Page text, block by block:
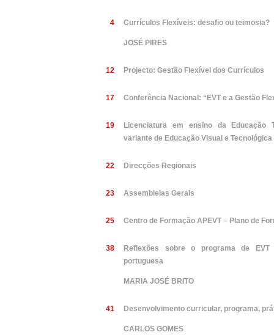
4 Currículos Flexíveis: desafio ou teimosia?
JOSÉ PIRES
12 Projecto: Gestão Flexível dos Currículos
17 Conferência Nacional: “EVT e a Gestão
19
Licenciatura em ensino da Educação
variante de Educação Visual e Tecnológica
22 Direcções Regionais
23 Assembleias Gerais
25 Centro de Formação APEVT – Plano de
38
Reflexões sobre o programa de EVT
portuguesa
MARIA JOSÉ BRITO
41 Desenvolvimento curricular, programa,
CARLOS GOMES